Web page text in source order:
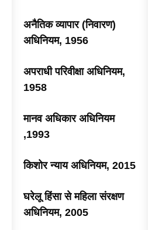
अनैतिक व्यापार (निवारण)
अधिनियम, 1956
अपराधी परिवीक्षा अधिनियम,
1958
मानव अधिकार अधिनियम
,1993
किशोर न्याय अधिनियम, 2015
घरेलू हिंसा से महिला संरक्षण
अधिनियम, 2005